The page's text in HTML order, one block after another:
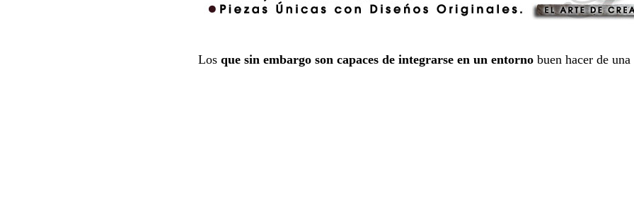
Los que sin embargo son capaces de integrarse en un entornobuen hacer de una